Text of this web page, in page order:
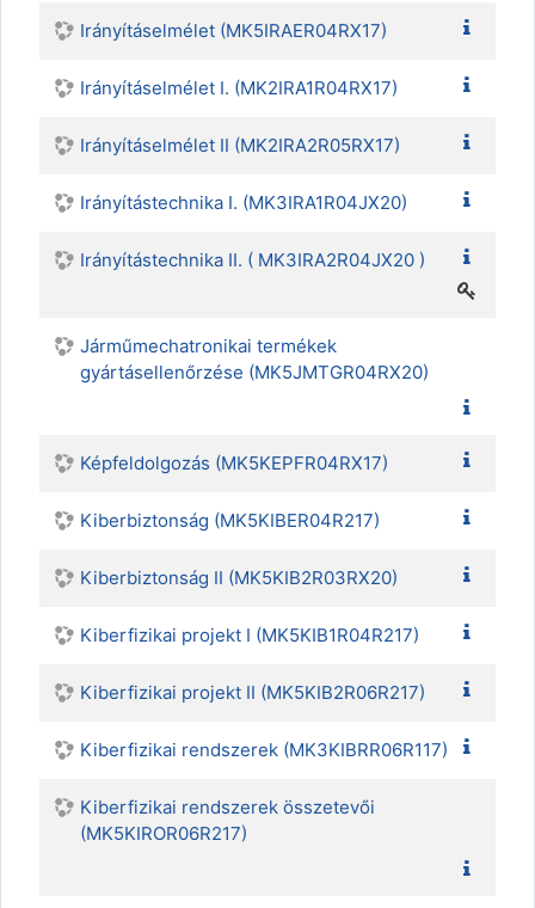
Irányításelmélet (MK5IRAER04RX17)
Irányításelmélet I. (MK2IRA1R04RX17)
Irányításelmélet II (MK2IRA2R05RX17)
Irányítástechnika I. (MK3IRA1R04JX20)
Irányítástechnika II. ( MK3IRA2R04JX20 )
Járműmechatronikai termékek
gyártásellenőrzése (MK5JMTGR04RX20)
Képfeldolgozás (MK5KEPFR04RX17)
Kiberbiztonság (MK5KIBER04R217)
Kiberbiztonság II (MK5KIB2R03RX20)
Kiberfizikai projekt I (MK5KIB1R04R217)
Kiberfizikai projekt II (MK5KIB2R06R217)
Kiberfizikai rendszerek (MK3KIBRR06R117)
Kiberfizikai rendszerek összetevői
(MK5KIROR06R217)